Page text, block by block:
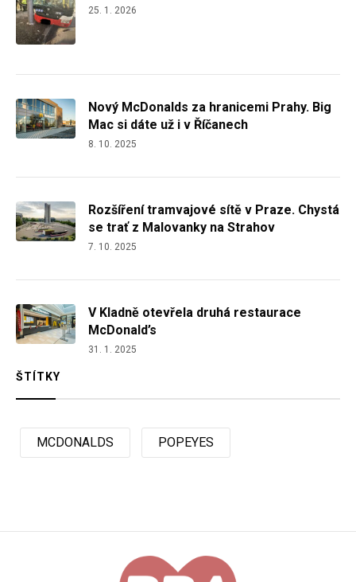
25. 1. 2026
Nový McDonalds za hranicemi Prahy. Big
Mac si dáte už i v Říčanech
8. 10. 2025
Rozšíření tramvajové sítě v Praze. Chystá
se trať z Malovanky na Strahov
7. 10. 2025
V Kladně otevřela druhá restaurace
McDonald’s
31. 1. 2025
ŠTÍTKY
MCDONALDS POPEYES